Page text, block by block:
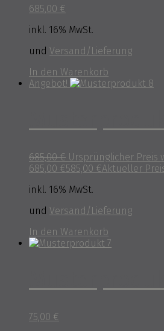
685,00 €
inkl. 16% MwSt.
und Versand/Lieferung
In den Warenkorb
Angebot!
685,00€ Ursprünglicher Preis
685,00 €585,00 €Aktueller
inkl. 16% MwSt.
und Versand/Lieferung
In den Warenkorb
75,00 €